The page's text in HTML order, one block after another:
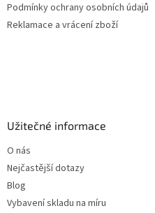
Podmínky ochrany osobních údajů
Reklamace a vrácení zboží
Užitečné informace
O nás
Nejčastější dotazy
Blog
Vybavení skladu na míru